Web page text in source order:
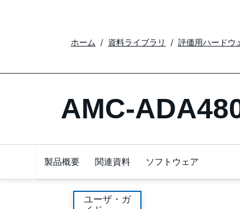
ホーム 資料ライブラリ 評価用ハードウ
AMC-
製品概要 関連資料 ソフトウェア
ユーザ・ガ